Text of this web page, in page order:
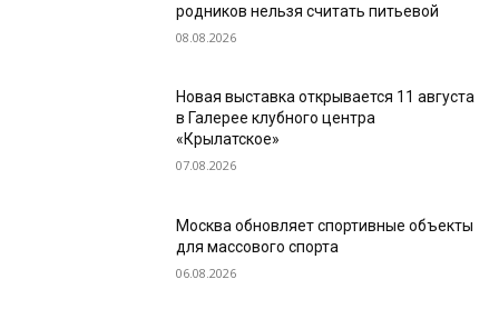
родников нельзя считать питьевой
08.08.2026
Новая выставка открывается 11 августа
в Галерее клубного центра
«Крылатское»
07.08.2026
Москва обновляет спортивные объекты
для массового спорта
06.08.2026